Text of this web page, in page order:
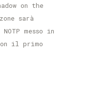
on the
sarà
messo in
il primo